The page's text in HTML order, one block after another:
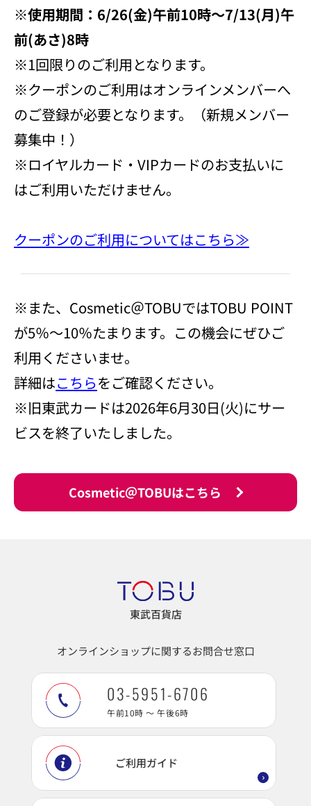
※使用期間：6/26(金)午前10時～7/13(月)午
前(あさ)8時
※1回限りのご利用となります。
※クーポンのご利用はオンラインメンバーへ
のご登録が必要となります。（新規メンバー
募集中！）
※ロイヤルカード・VIPカードのお支払いに
はご利用いただけません。
クーポンのご利用についてはこちら≫
※また、Cosmetic＠TOBUではTOBU POINT
が5％～10％たまります。この機会にぜひご
利用くださいませ。
詳細はこちらをご確認ください。
※旧東武カードは2026年6月30日(火)にサー
ビスを終了いたしました。
Cosmetic＠TOBUはこちら
東武百貨店
オンラインショップに関するお問合せ窓口
03-5951-6706
午前10時 ～ 午後6時
ご利用ガイド